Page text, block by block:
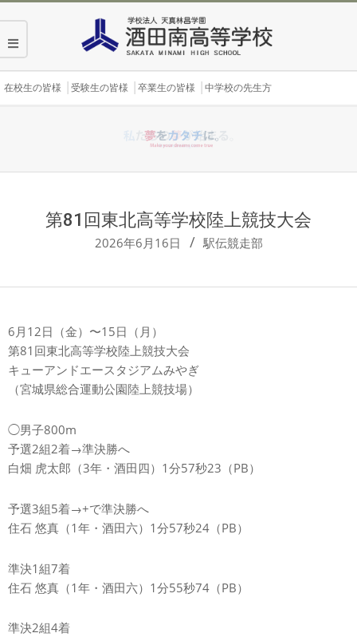
content
Secondary
在校生の皆様 受験生の皆様 卒業生の皆様 中学校の先生方
第81回東北高等学校陸上競技大会
2026年6月16日 駅伝競走部
6月12日（金）〜15日（月）
第81回東北高等学校陸上競技大会
キューアンドエースタジアムみやぎ
（宮城県総合運動公園陸上競技場）
◯男子800m
予選2組2着→準決勝へ
白畑 虎太郎（3年・酒田四）1分57秒23（PB）
予選3組5着→+で準決勝へ
住石 悠真（1年・酒田六）1分57秒24（PB）
準決1組7着
住石 悠真（1年・酒田六）1分55秒74（PB）
準決2組4着